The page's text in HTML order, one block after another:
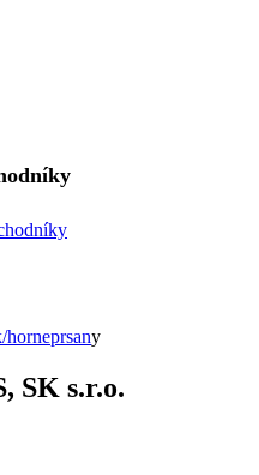
horneprsany
SK s.r.o.